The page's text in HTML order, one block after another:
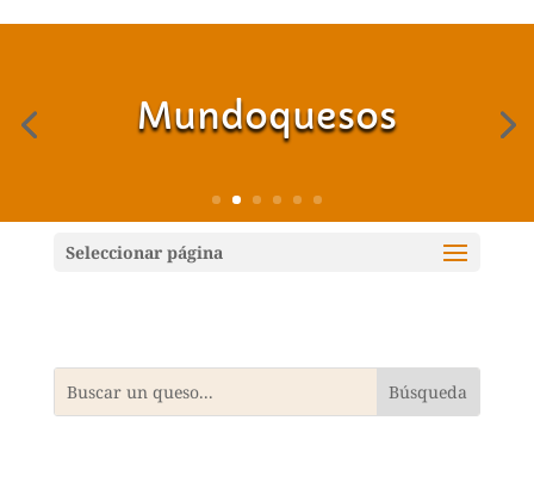
Mundoquesos
Seleccionar página